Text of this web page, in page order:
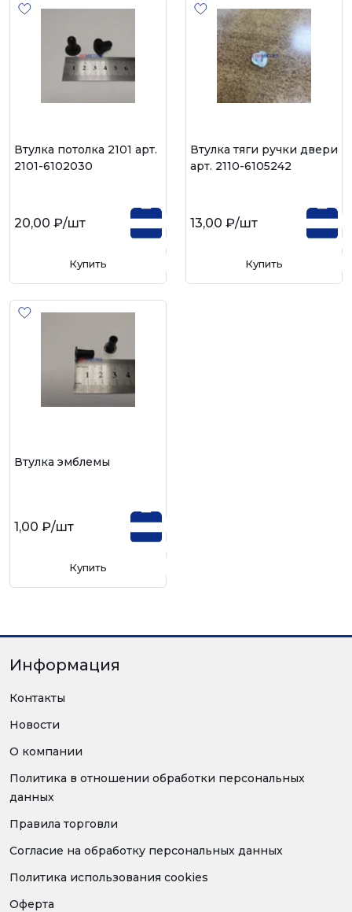
Втулка потолка 2101 арт.
2101-6102030
20,00 ₽/шт
Купить
Втулка тяги ручки двери
арт. 2110-6105242
13,00 ₽/шт
Купить
Втулка эмблемы
1,00 ₽/шт
Купить
Информация
Контакты
Новости
О компании
Политика в отношении обработки персональных
данных
Правила торговли
Согласие на обработку персональных данных
Политика использования cookies
Оферта